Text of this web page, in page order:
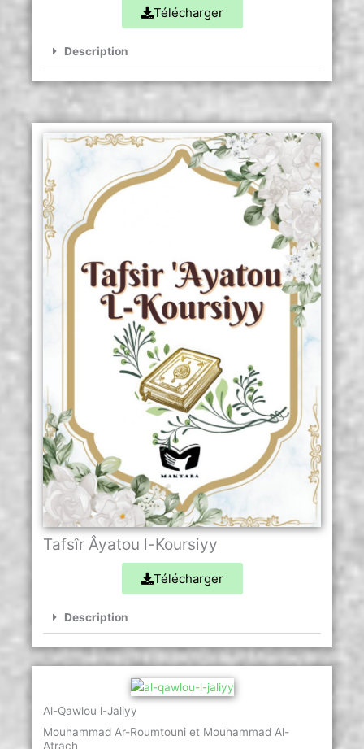
Télécharger
Description
Tafsîr Âyatou l-Koursiyy
Télécharger
Description
Al-Qawlou l-Jaliyy
Mouhammad Ar-Roumtouni et Mouhammad Al-
Atrach